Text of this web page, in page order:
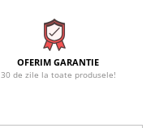
OFERIM GARANTIE
30 de zile la toate produsele!